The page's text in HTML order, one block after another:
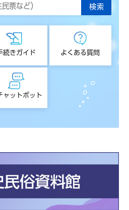
続きガイド よくある質問
ャットボット